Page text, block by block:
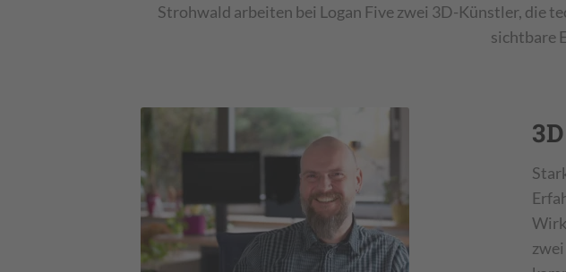
Strohwald arbeiten bei Logan Five zwei 3D-Künstler, die
sichtbare